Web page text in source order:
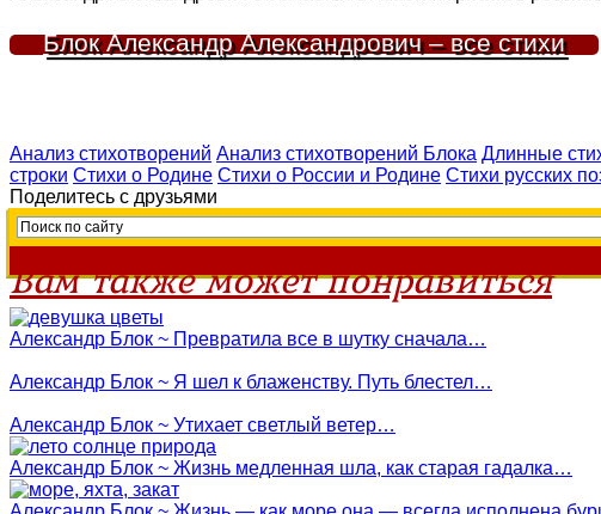
Блок Александр Александрович – все стихи
Анализ стихотворений Анализ стихотворений Блока Длинные
строки Стихи о Родине Стихи о России и Родине Стихи русских
Поделитесь с друзьями
Вам также может понравиться
Александр Блок ~ Превратила все в шутку сначала…
Александр Блок ~ Я шел к блаженству. Путь блестел…
Александр Блок ~ Утихает светлый ветер…
Александр Блок ~ Жизнь медленная шла, как старая гадалка…